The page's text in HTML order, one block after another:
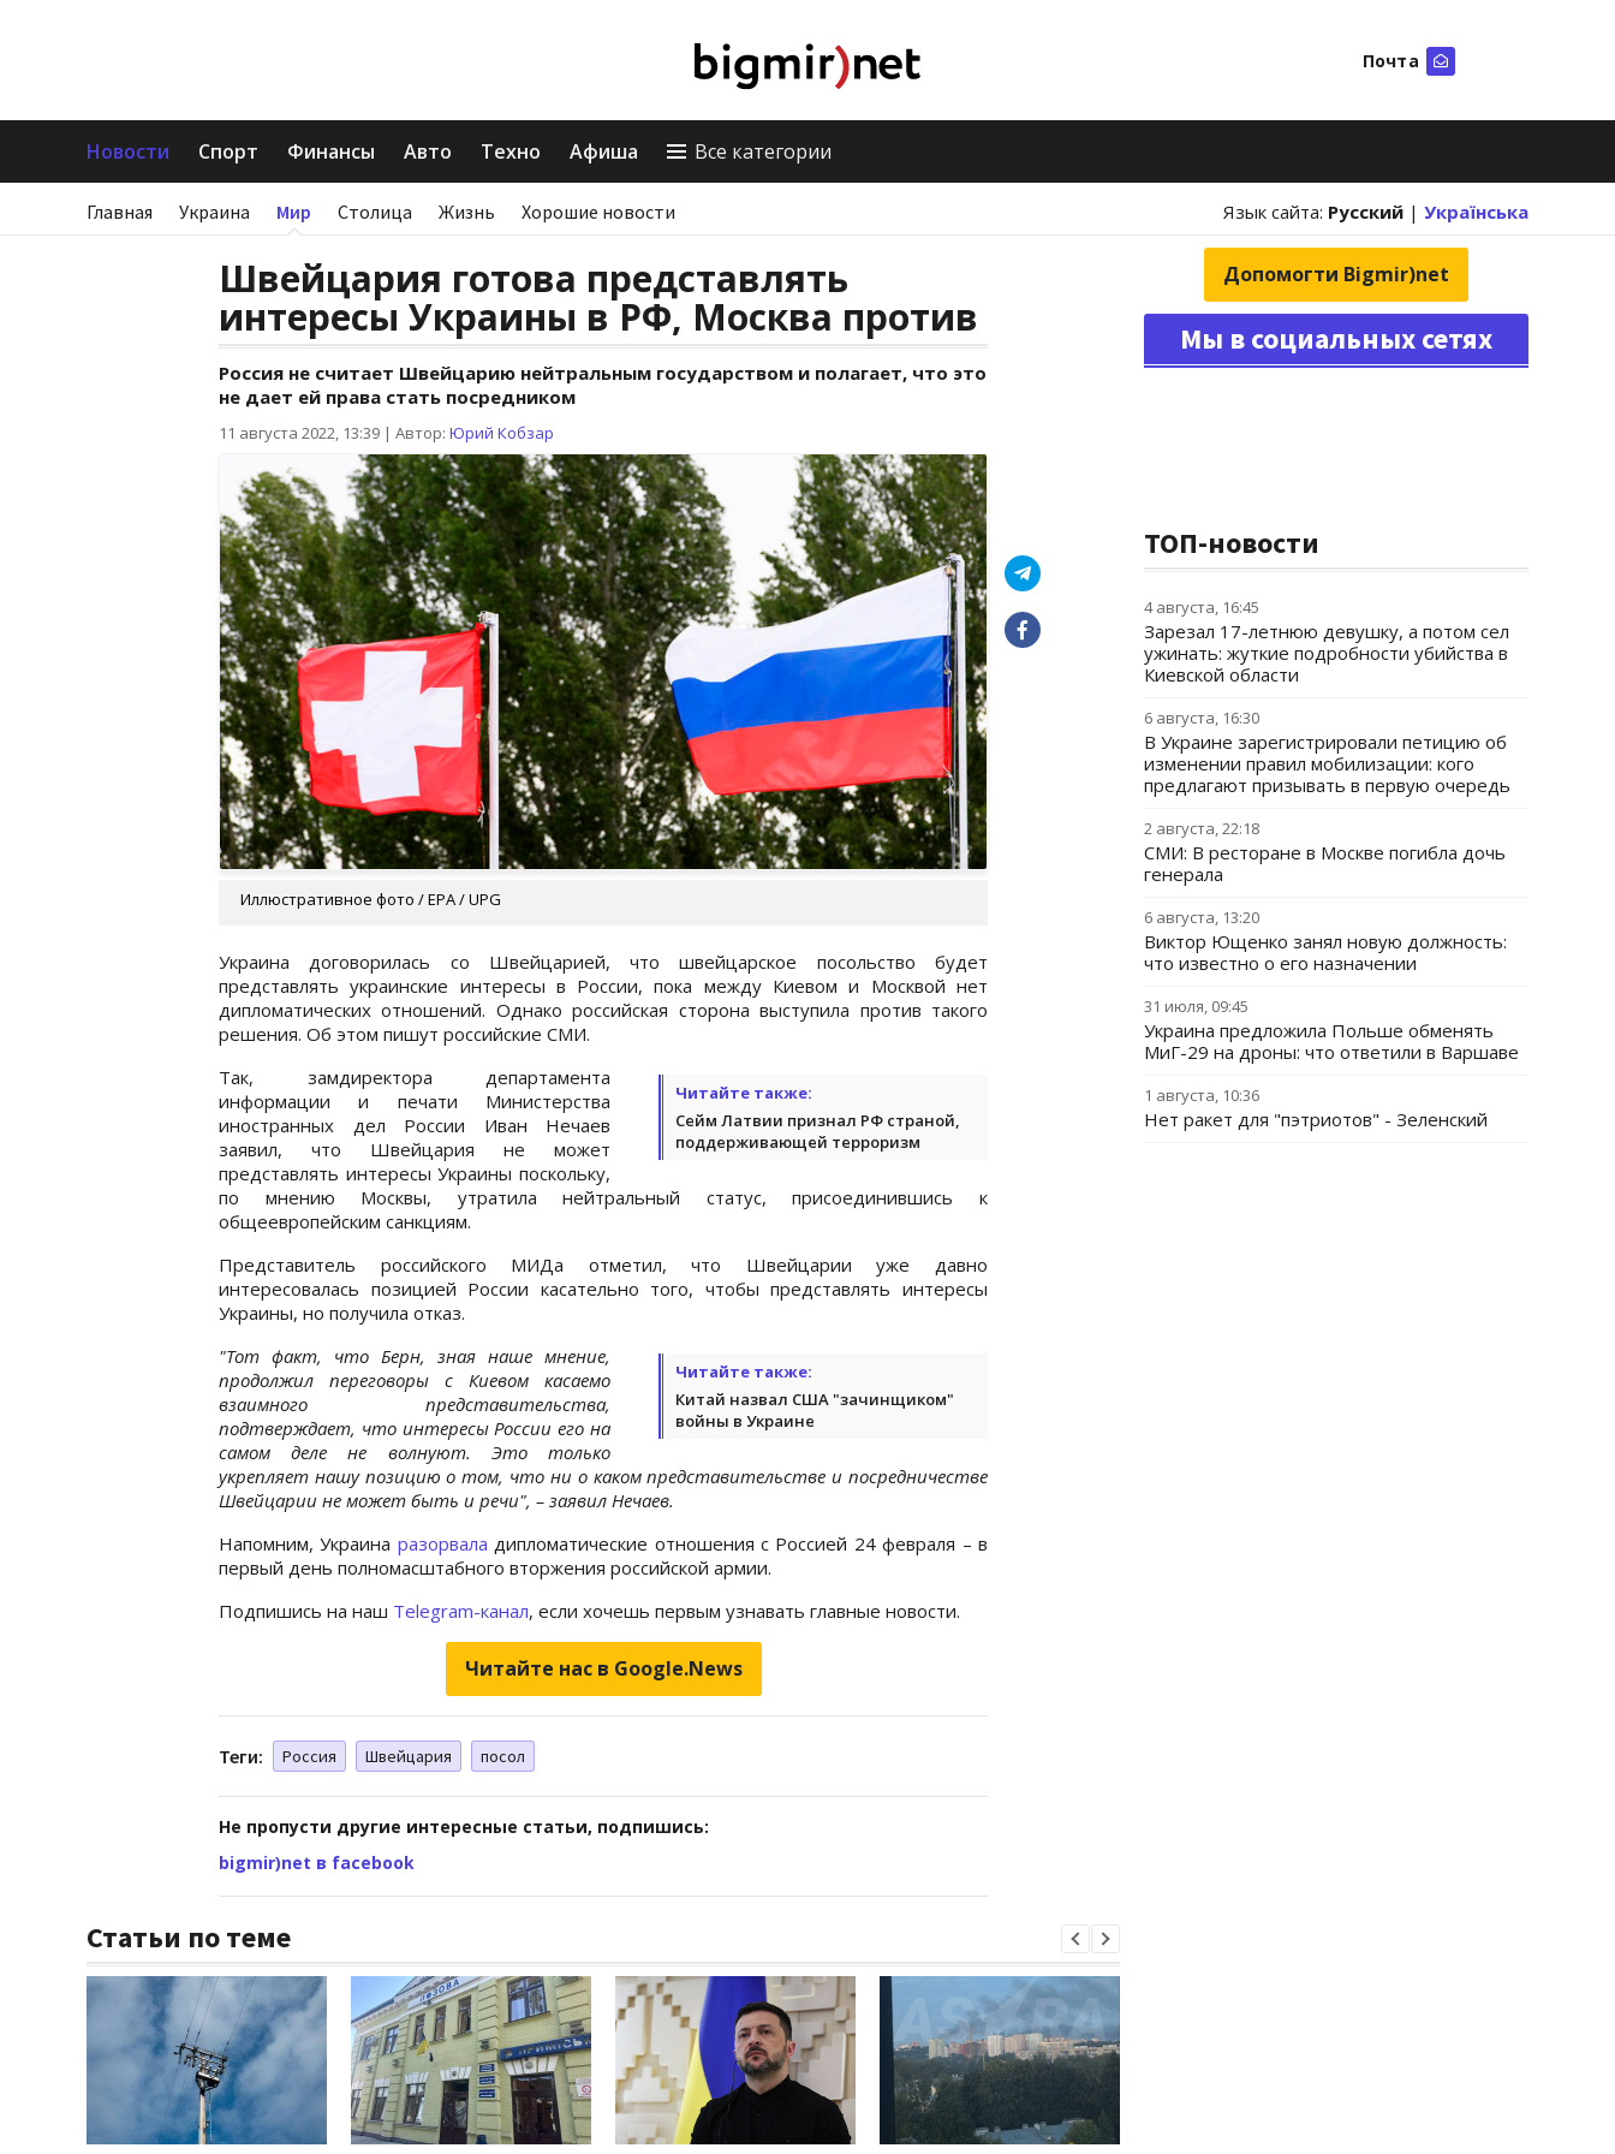
Почта
Новости Спорт Финансы Авто Техно Афиша Все категории
Главная Украина Мир Столица Жизнь Хорошие новости Язык сайта: Русский | Українська
Швейцария готова представлять
интересы Украины в РФ, Москва против
Россия не считает Швейцарию нейтральным государством и полагает, что это
не дает ей права стать посредником
11 августа 2022, 13:39 | Автор: Юрий Кобзар
Иллюстративное фото / EPA / UPG
Украина договорилась со Швейцарией, что швейцарское посольство будет
представлять украинские интересы в России, пока между Киевом и Москвой нет
дипломатических отношений. Однако российская сторона выступила против такого
решения. Об этом пишут российские СМИ.
Читайте также:
Сейм Латвии признал РФ страной,
поддерживающей терроризм
Так, замдиректора департамента
информации и печати Министерства
иностранных дел России Иван Нечаев
заявил, что Швейцария не может
представлять интересы Украины поскольку,
по мнению Москвы, утратила нейтральный статус, присоединившись к
общеевропейским санкциям.
Представитель российского МИДа отметил, что Швейцарии уже давно
интересовалась позицией России касательно того, чтобы представлять интересы
Украины, но получила отказ.
Читайте также:
Китай назвал США "зачинщиком"
войны в Украине
"Тот факт, что Берн, зная наше мнение,
продолжил переговоры с Киевом касаемо
взаимного представительства,
подтверждает, что интересы России его на
самом деле не волнуют. Это только
укрепляет нашу позицию о том, что ни о каком представительстве и посредничестве
Швейцарии не может быть и речи", – заявил Нечаев.
Напомним, Украина разорвала дипломатические отношения с Россией 24 февраля – в
первый день полномасштабного вторжения российской армии.
Подпишись на наш Telegram-канал, если хочешь первым узнавать главные новости.
Читайте нас в Google.News
Теги: Россия Швейцария посол
Не пропусти другие интересные статьи, подпишись:
bigmir)net в facebook
Статьи по теме
Допомогти Bigmir)net
Мы в социальных сетях
ТОП-новости
4 августа, 16:45
Зарезал 17-летнюю девушку, а потом сел
ужинать: жуткие подробности убийства в
Киевской области
6 августа, 16:30
В Украине зарегистрировали петицию об
изменении правил мобилизации: кого
предлагают призывать в первую очередь
2 августа, 22:18
СМИ: В ресторане в Москве погибла дочь
генерала
6 августа, 13:20
Виктор Ющенко занял новую должность:
что известно о его назначении
31 июля, 09:45
Украина предложила Польше обменять
МиГ-29 на дроны: что ответили в Варшаве
1 августа, 10:36
Нет ракет для "пэтриотов" - Зеленский